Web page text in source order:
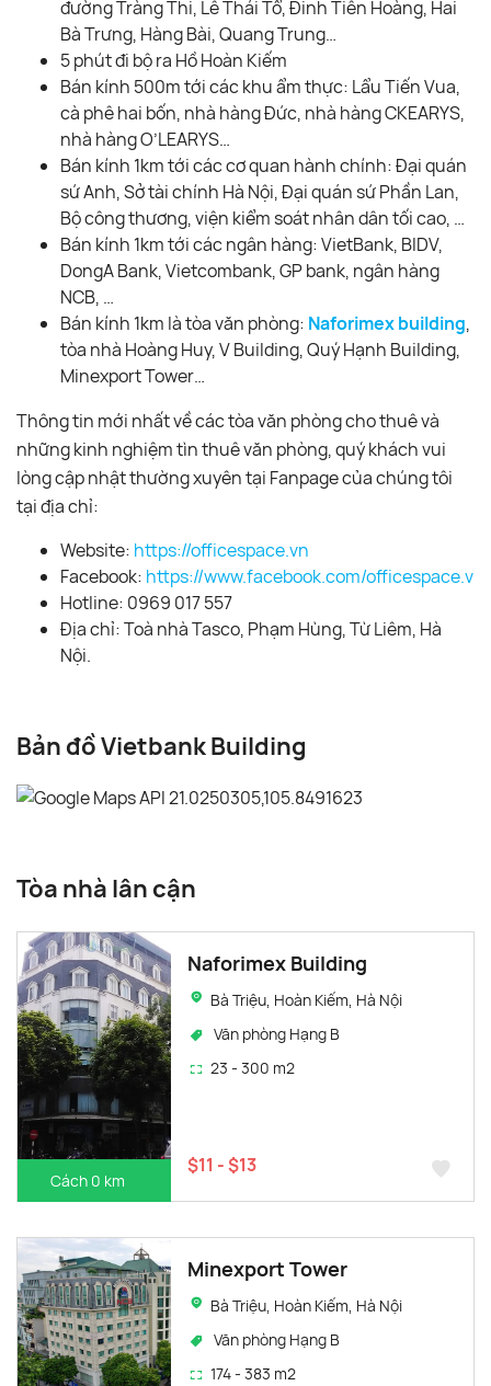
đường Tràng Thi, Lê Thái Tổ, Đinh Tiên Hoàng, Hai
Bà Trưng, Hàng Bài, Quang Trung…
5 phút đi bộ ra Hồ Hoàn Kiếm
Bán kính 500m tới các khu ẩm thực: Lẩu Tiến Vua,
cà phê hai bốn, nhà hàng Đức, nhà hàng CKEARYS,
nhà hàng O’LEARYS…
Bán kính 1km tới các cơ quan hành chính: Đại quán
sứ Anh, Sở tài chính Hà Nội, Đại quán sứ Phần Lan,
Bộ công thương, viện kiểm soát nhân dân tối cao, …
Bán kính 1km tới các ngân hàng: VietBank, BIDV,
DongA Bank, Vietcombank, GP bank, ngân hàng
NCB, …
Bán kính 1km là tòa văn phòng: Naforimex building,
tòa nhà Hoàng Huy, V Building, Quý Hạnh Building,
Minexport Tower…
Thông tin mới nhất về các tòa văn phòng cho thuê và
những kinh nghiệm tìn thuê văn phòng, quý khách vui
lòng cập nhật thường xuyên tại Fanpage của chúng tôi
tại địa chỉ:
Website: https://officespace.vn
Facebook: https://www.facebook.com/officespace.vn/
Hotline: 0969 017 557
Địa chỉ: Toà nhà Tasco, Phạm Hùng, Từ Liêm, Hà
Nội.
Bản đồ Vietbank Building
Tòa nhà lân cận
Cách 0 km
Naforimex Building
Bà Triệu, Hoàn Kiếm, Hà Nội
Văn phòng Hạng B
23 - 300 m2
$11 - $13
Minexport Tower
Bà Triệu, Hoàn Kiếm, Hà Nội
Văn phòng Hạng B
174 - 383 m2